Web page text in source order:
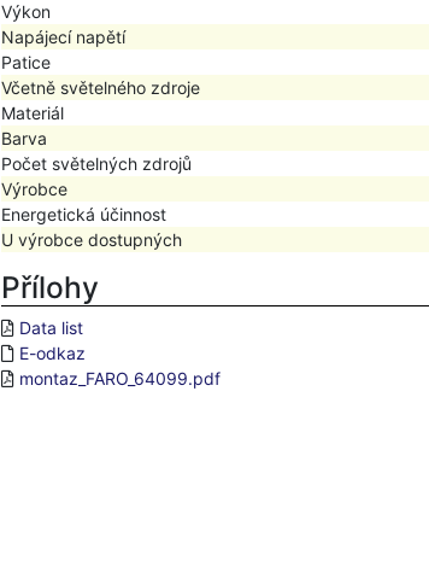
Výkon
Napájecí napětí
Patice
Včetně světelného zdroje
Materiál
Barva
Počet světelných zdrojů
Výrobce
Energetická účinnost
U výrobce dostupných
Přílohy
Data list
E-odkaz
montaz_FARO_64099.pdf